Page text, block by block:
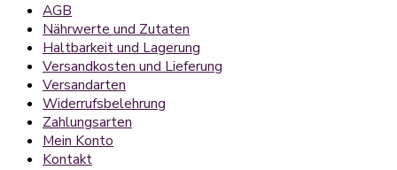
AGB
Nährwerte und Zutaten
Haltbarkeit und Lagerung
Versandkosten und Lieferung
Versandarten
Widerrufsbelehrung
Zahlungsarten
Mein Konto
Kontakt